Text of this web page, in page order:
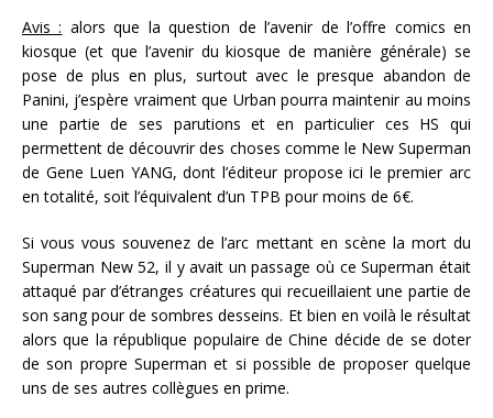
Avis : alors que la question de l’avenir de l’offre comics en
kiosque (et que l’avenir du kiosque de manière générale) se
pose de plus en plus, surtout avec le presque abandon de
Panini, j’espère vraiment que Urban pourra maintenir au moins
une partie de ses parutions et en particulier ces HS qui
permettent de découvrir des choses comme le New Superman
de Gene Luen YANG, dont l’éditeur propose ici le premier arc
en totalité, soit l’équivalent d’un TPB pour moins de 6€.
Si vous vous souvenez de l’arc mettant en scène la mort du
Superman New 52, il y avait un passage où ce Superman était
attaqué par d’étranges créatures qui recueillaient une partie de
son sang pour de sombres desseins. Et bien en voilà le résultat
alors que la république populaire de Chine décide de se doter
de son propre Superman et si possible de proposer quelque
uns de ses autres collègues en prime.